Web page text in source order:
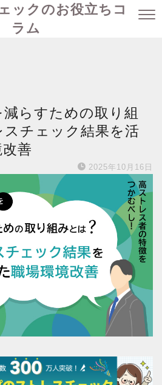
ックのお役立ちコ
ラム
らすための取り組
チェック結果を活
善
2025年10月16日